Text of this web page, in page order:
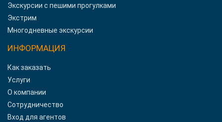
Экскурсии с пешими прогулками
Экстрим
Многодневные экскурсии
ИНФОРМАЦИЯ
Как заказать
Услуги
О компании
Сотрудничество
Вход для агентов